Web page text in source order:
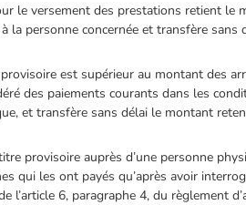
le versement des prestations retient
la personne concernée et transfère
est supérieur au montant des
des paiements courants dans les
et transfère sans délai le montant
provisoire auprès d’une personne
qui les ont payés qu’après avoir
l’article 6, paragraphe 4, du règlement